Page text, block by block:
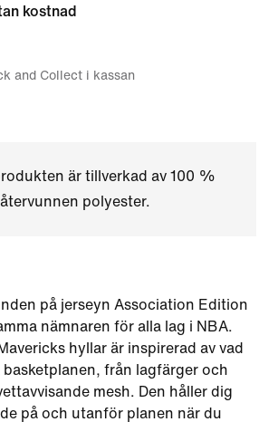
kostnad
and Collect i kassan
är tillverkad av 100 %
återvunnen polyester.
på jerseyn Association Edition
nämnaren för alla lag i NBA.
hyllar är inspirerad av vad
från lagfärger och
mesh. Den håller dig
på och utanför planen när du